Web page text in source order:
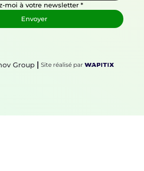
Group Site réalisé par
moi à votre newsletter *
Envoyer